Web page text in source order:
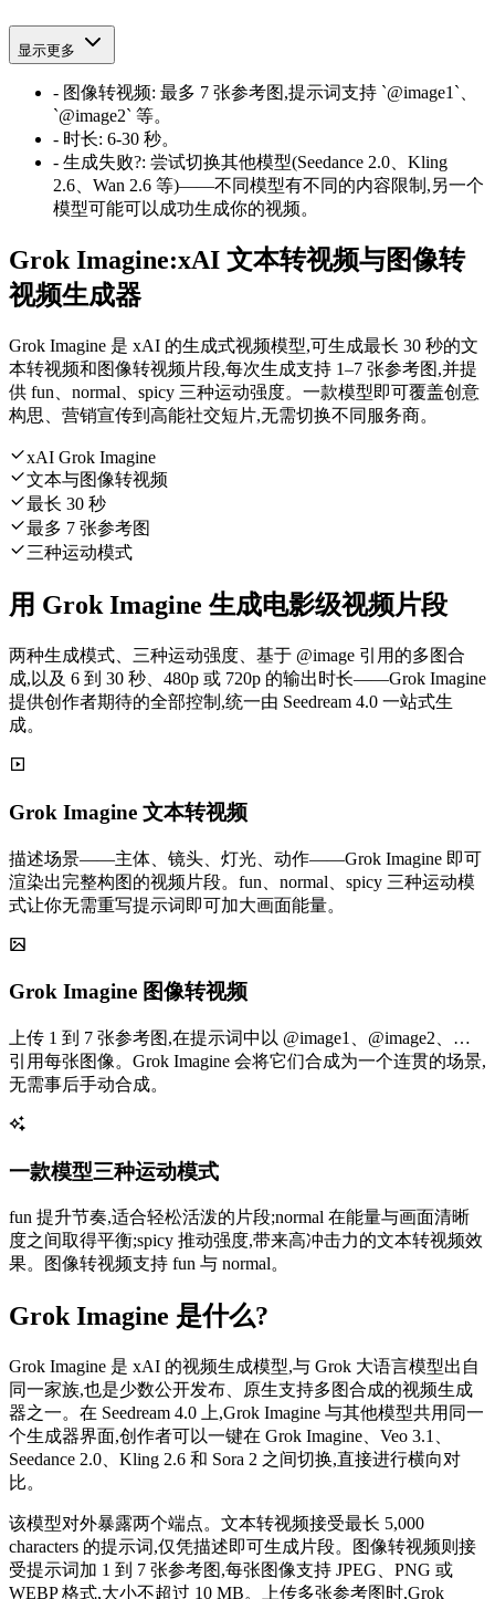
显示更多
- 图像转视频: 最多 7 张参考图,提示词支持 `@image1`、
`@image2` 等。
- 时长: 6-30 秒。
- 生成失败?: 尝试切换其他模型(Seedance 2.0、Kling
2.6、Wan 2.6 等)——不同模型有不同的内容限制,另一个
模型可能可以成功生成你的视频。
Grok Imagine:xAI 文本转视频与图像转
视频生成器
Grok Imagine 是 xAI 的生成式视频模型,可生成最长 30 秒的文
本转视频和图像转视频片段,每次生成支持 1–7 张参考图,并提
供 fun、normal、spicy 三种运动强度。一款模型即可覆盖创意
构思、营销宣传到高能社交短片,无需切换不同服务商。
xAI Grok Imagine
文本与图像转视频
最长 30 秒
最多 7 张参考图
三种运动模式
用 Grok Imagine 生成电影级视频片段
两种生成模式、三种运动强度、基于 @image 引用的多图合
成,以及 6 到 30 秒、480p 或 720p 的输出时长——Grok Imagine
提供创作者期待的全部控制,统一由 Seedream 4.0 一站式生
成。
Grok Imagine 文本转视频
描述场景——主体、镜头、灯光、动作——Grok Imagine 即可
渲染出完整构图的视频片段。fun、normal、spicy 三种运动模
式让你无需重写提示词即可加大画面能量。
Grok Imagine 图像转视频
上传 1 到 7 张参考图,在提示词中以 @image1、@image2、…
引用每张图像。Grok Imagine 会将它们合成为一个连贯的场景,
无需事后手动合成。
一款模型三种运动模式
fun 提升节奏,适合轻松活泼的片段;normal 在能量与画面清晰
度之间取得平衡;spicy 推动强度,带来高冲击力的文本转视频效
果。图像转视频支持 fun 与 normal。
Grok Imagine 是什么?
Grok Imagine 是 xAI 的视频生成模型,与 Grok 大语言模型出自
同一家族,也是少数公开发布、原生支持多图合成的视频生成
器之一。在 Seedream 4.0 上,Grok Imagine 与其他模型共用同一
个生成器界面,创作者可以一键在 Grok Imagine、Veo 3.1、
Seedance 2.0、Kling 2.6 和 Sora 2 之间切换,直接进行横向对
比。
该模型对外暴露两个端点。文本转视频接受最长 5,000
characters 的提示词,仅凭描述即可生成片段。图像转视频则接
受提示词加 1 到 7 张参考图,每张图像支持 JPEG、PNG 或
WEBP 格式,大小不超过 10 MB。上传多张参考图时,Grok